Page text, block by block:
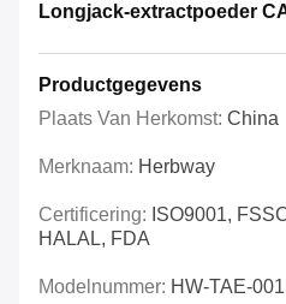
Longjack-extractpoeder
Productgegevens
Plaats Van Herkomst: China
Merknaam: Herbway
Certificering: ISO9001,
HALAL, FDA
Modelnummer: HW-TAE-001